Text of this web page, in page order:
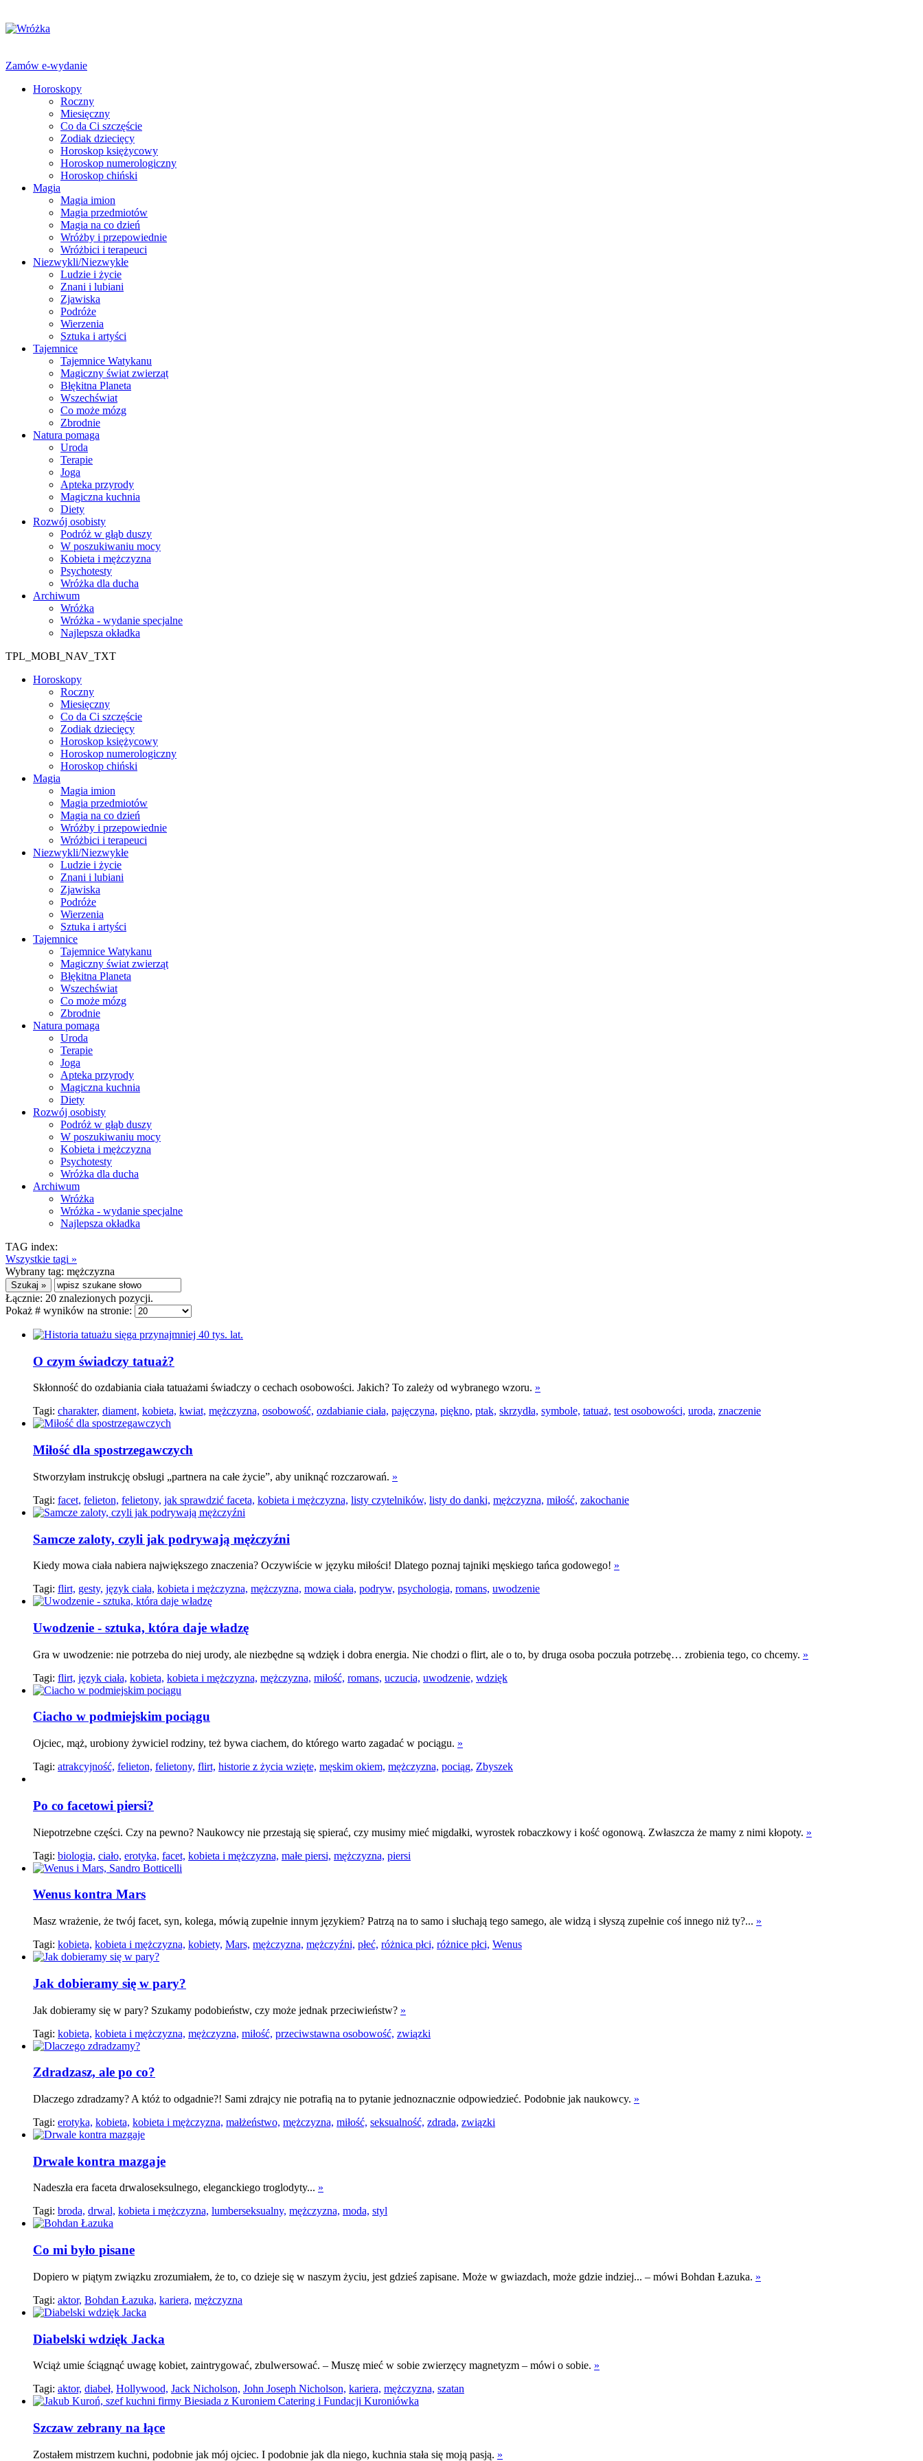
Zamów e-wydanie
Horoskopy
Roczny
Miesięczny
Co da Ci szczęście
Zodiak dziecięcy
Horoskop księżycowy
Horoskop numerologiczny
Horoskop chiński
Magia
Magia imion
Magia przedmiotów
Magia na co dzień
Wróżby i przepowiednie
Wróżbici i terapeuci
Niezwykli/Niezwykłe
Ludzie i życie
Znani i lubiani
Zjawiska
Podróże
Wierzenia
Sztuka i artyści
Tajemnice
Tajemnice Watykanu
Magiczny świat zwierząt
Błękitna Planeta
Wszechświat
Co może mózg
Zbrodnie
Natura pomaga
Uroda
Terapie
Joga
Apteka przyrody
Magiczna kuchnia
Diety
Rozwój osobisty
Podróż w głąb duszy
W poszukiwaniu mocy
Kobieta i mężczyzna
Psychotesty
Wróżka dla ducha
Archiwum
Wróżka
Wróżka - wydanie specjalne
Najlepsza okładka
TPL_MOBI_NAV_TXT
Horoskopy
Roczny
Miesięczny
Co da Ci szczęście
Zodiak dziecięcy
Horoskop księżycowy
Horoskop numerologiczny
Horoskop chiński
Magia
Magia imion
Magia przedmiotów
Magia na co dzień
Wróżby i przepowiednie
Wróżbici i terapeuci
Niezwykli/Niezwykłe
Ludzie i życie
Znani i lubiani
Zjawiska
Podróże
Wierzenia
Sztuka i artyści
Tajemnice
Tajemnice Watykanu
Magiczny świat zwierząt
Błękitna Planeta
Wszechświat
Co może mózg
Zbrodnie
Natura pomaga
Uroda
Terapie
Joga
Apteka przyrody
Magiczna kuchnia
Diety
Rozwój osobisty
Podróż w głąb duszy
W poszukiwaniu mocy
Kobieta i mężczyzna
Psychotesty
Wróżka dla ducha
Archiwum
Wróżka
Wróżka - wydanie specjalne
Najlepsza okładka
TAG index:
Wszystkie tagi »
Wybrany tag: mężczyzna
Łącznie: 20 znalezionych pozycji.
Pokaż # wyników na stronie:
O czym świadczy tatuaż?
Skłonność do ozdabiania ciała tatuażami świadczy o cechach osobowości. Jakich? To zależy od wybranego wzoru. »
Tagi: charakter, diament, kobieta, kwiat, mężczyzna, osobowość, ozdabianie ciała, pajęczyna, piękno, ptak, skrzydła, symbole, tatuaż, test osobowości, uroda, znaczenie
Miłość dla spostrzegawczych
Stworzyłam instrukcję obsługi „partnera na całe życie”, aby uniknąć rozczarowań. »
Tagi: facet, felieton, felietony, jak sprawdzić faceta, kobieta i mężczyzna, listy czytelników, listy do danki, mężczyzna, miłość, zakochanie
Samcze zaloty, czyli jak podrywają mężczyźni
Kiedy mowa ciała nabiera największego znaczenia? Oczywiście w języku miłości! Dlatego poznaj tajniki męskiego tańca godowego! »
Tagi: flirt, gesty, język ciała, kobieta i mężczyzna, mężczyzna, mowa ciała, podryw, psychologia, romans, uwodzenie
Uwodzenie - sztuka, która daje władzę
Gra w uwodzenie: nie potrzeba do niej urody, ale niezbędne są wdzięk i dobra energia. Nie chodzi o flirt, ale o to, by druga osoba poczuła potrzebę… zrobienia tego, co chcemy. »
Tagi: flirt, język ciała, kobieta, kobieta i mężczyzna, mężczyzna, miłość, romans, uczucia, uwodzenie, wdzięk
Ciacho w podmiejskim pociągu
Ojciec, mąż, urobiony żywiciel rodziny, też bywa ciachem, do którego warto zagadać w pociągu. »
Tagi: atrakcyjność, felieton, felietony, flirt, historie z życia wzięte, męskim okiem, mężczyzna, pociąg, Zbyszek
Po co facetowi piersi?
Niepotrzebne części. Czy na pewno? Naukowcy nie przestają się spierać, czy musimy mieć migdałki, wyrostek robaczkowy i kość ogonową. Zwłaszcza że mamy z nimi kłopoty. »
Tagi: biologia, ciało, erotyka, facet, kobieta i mężczyzna, małe piersi, mężczyzna, piersi
Wenus kontra Mars
Masz wrażenie, że twój facet, syn, kolega, mówią zupełnie innym językiem? Patrzą na to samo i słuchają tego samego, ale widzą i słyszą zupełnie coś innego niż ty?... »
Tagi: kobieta, kobieta i mężczyzna, kobiety, Mars, mężczyzna, mężczyźni, płeć, różnica płci, różnice płci, Wenus
Jak dobieramy się w pary?
Jak dobieramy się w pary? Szukamy podobieństw, czy może jednak przeciwieństw? »
Tagi: kobieta, kobieta i mężczyzna, mężczyzna, miłość, przeciwstawna osobowość, związki
Zdradzasz, ale po co?
Dlaczego zdradzamy? A któż to odgadnie?! Sami zdrajcy nie potrafią na to pytanie jednoznacznie odpowiedzieć. Podobnie jak naukowcy. »
Tagi: erotyka, kobieta, kobieta i mężczyzna, małżeństwo, mężczyzna, miłość, seksualność, zdrada, związki
Drwale kontra mazgaje
Nadeszła era faceta drwaloseksulnego, eleganckiego troglodyty... »
Tagi: broda, drwal, kobieta i mężczyzna, lumberseksualny, mężczyzna, moda, styl
Co mi było pisane
Dopiero w piątym związku zrozumiałem, że to, co dzieje się w naszym życiu, jest gdzieś zapisane. Może w gwiazdach, może gdzie indziej... – mówi Bohdan Łazuka. »
Tagi: aktor, Bohdan Łazuka, kariera, mężczyzna
Diabelski wdzięk Jacka
Wciąż umie ściągnąć uwagę kobiet, zaintrygować, zbulwersować. – Muszę mieć w sobie zwierzęcy magnetyzm – mówi o sobie. »
Tagi: aktor, diabeł, Hollywood, Jack Nicholson, John Joseph Nicholson, kariera, mężczyzna, szatan
Szczaw zebrany na łące
Zostałem mistrzem kuchni, podobnie jak mój ojciec. I podobnie jak dla niego, kuchnia stała się moją pasją. »